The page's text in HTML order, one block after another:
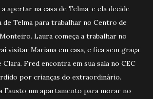
apertar na casa de Telma, e ela decide
Telma para trabalhar no Centro de
Laura começa a trabalhar no
visitar Mariana em casa, e fica sem graça
Fred encontra em sua sala no CEC
por crianças do extraordinário.
Fausto um apartamento para morar no